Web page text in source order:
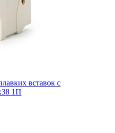
вставок с
1П